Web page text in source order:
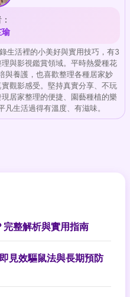
瑜
生活裡的小美好與實用技巧，有3
與影視鑑賞領域。平時熱愛種花
與養護，也喜歡整理各種居家妙
觀影感受。堅持真實分享、不玩
居家整理的便捷、園藝種植的樂
生活過得有溫度、有滋味。
整解析與實用指南
見效驅鼠法與長期預防